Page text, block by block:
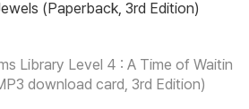
(Paperback, 3rd Edition)
Library Level 4 : A Time of Waitin
download card, 3rd Edition)